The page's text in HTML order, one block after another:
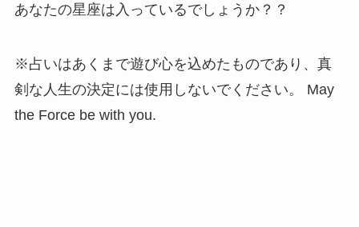
あなたの星座は入っているでしょうか？？
※占いはあくまで遊び心を込めたものであり、真
剣な人生の決定には使用しないでください。 May
the Force be with you.